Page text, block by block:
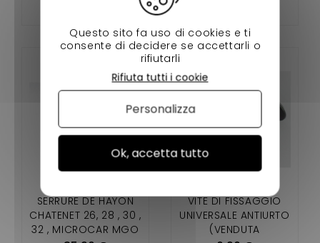
SERRURE DE HAYON
CHATENET 26, 28 , 30 ,
32 , MICROCAR MGO
VITE DI FISSAGGIO
UNIVERSALE ANTIURTO
(VENDUTA
Questo sito fa uso di cookies e ti
consente di decidere se accettarli o
rifiutarli
Ok, accetta tutto
Rifiuta tutti i cookie
Personalizza